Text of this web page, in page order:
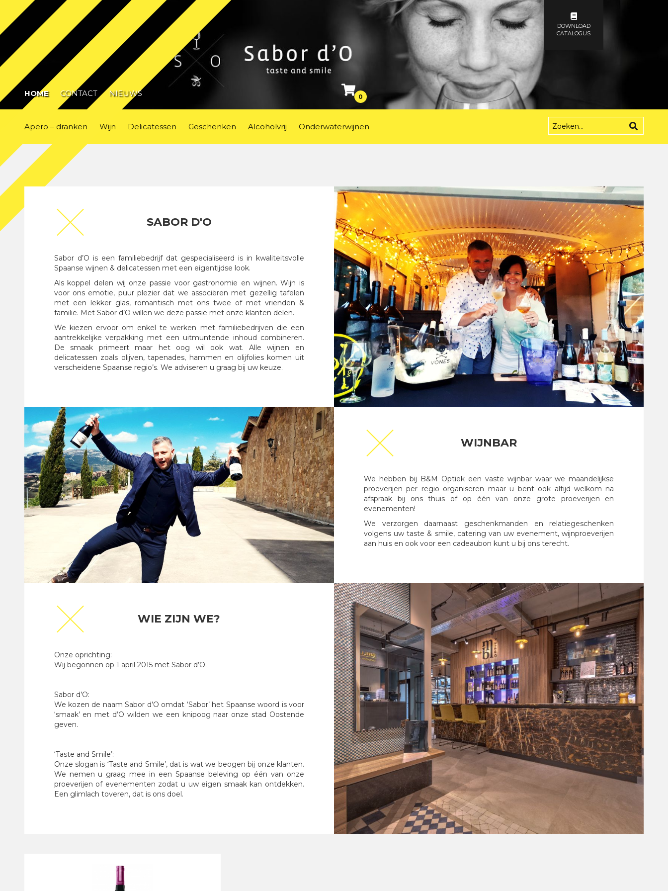
DOWNLOAD
CATALOGUS
HOME CONTACT NIEUWS 0
Apero – dranken Wijn Delicatessen Geschenken Alcoholvrij Onderwaterwijnen
SABOR D'O
Sabor d’O is een familiebedrijf dat gespecialiseerd is in kwaliteitsvolle
Spaanse wijnen & delicatessen met een eigentijdse look.
Als koppel delen wij onze passie voor gastronomie en wijnen. Wijn is
voor ons emotie, puur plezier dat we associëren met gezellig tafelen
met een lekker glas, romantisch met ons twee of met vrienden &
familie. Met Sabor d’O willen we deze passie met onze klanten delen.
We kiezen ervoor om enkel te werken met familiebedrijven die een
aantrekkelijke verpakking met een uitmuntende inhoud combineren.
De smaak primeert maar het oog wil ook wat. Alle wijnen en
delicatessen zoals olijven, tapenades, hammen en olijfolies komen uit
verscheidene Spaanse regio’s. We adviseren u graag bij uw keuze.
WIJNBAR
We hebben bij B&M Optiek een vaste wijnbar waar we maandelijkse
proeverijen per regio organiseren maar u bent ook altijd welkom na
afspraak bij ons thuis of op één van onze grote proeverijen en
evenementen!
We verzorgen daarnaast geschenkmanden en relatiegeschenken
volgens uw taste & smile, catering van uw evenement, wijnproeverijen
aan huis en ook voor een cadeaubon kunt u bij ons terecht.
WIE ZIJN WE?
Onze oprichting:
Wij begonnen op 1 april 2015 met Sabor d’O.
Sabor d’O:
We kozen de naam Sabor d’O omdat ‘Sabor’ het Spaanse woord is voor
‘smaak’ en met d’O wilden we een knipoog naar onze stad Oostende
geven.
‘Taste and Smile’:
Onze slogan is ‘Taste and Smile’, dat is wat we beogen bij onze klanten.
We nemen u graag mee in een Spaanse beleving op één van onze
proeverijen of evenementen zodat u uw eigen smaak kan ontdekken.
Een glimlach toveren, dat is ons doel.